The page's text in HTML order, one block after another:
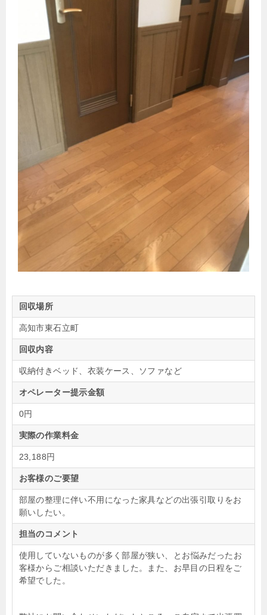
回収場所
高知市東石立町
回収内容
収納付きベッド、衣装ケース、ソファなど
オペレーター提示金額
0円
実際の作業料金
23,188円
お客様のご要望
部屋の整理に伴い不用になった家具などの出張引取りをお
願いしたい。
担当のコメント
使用していないものが多く部屋が狭い、
とお悩みだったお
客様からご相談いただきました。また、お早目の日程をご
希望でした。